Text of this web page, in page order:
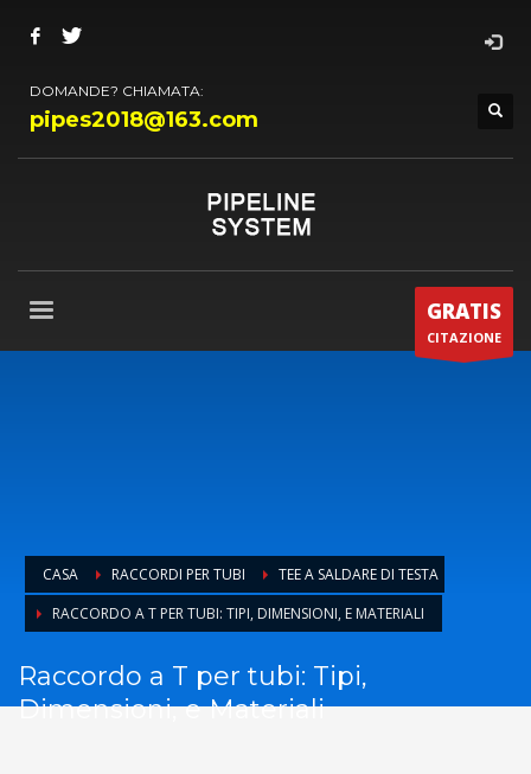
DOMANDE? CHIAMATA:
pipes2018@163.com
GRATIS
CITAZIONE
CASA RACCORDI PER TUBI
TEE A SALDARE DI TESTA
RACCORDO A T PER TUBI: TIPI, DIMENSIONI, E MATERIALI
Raccordo a T per tubi: Tipi,
Dimensioni, e Materiali